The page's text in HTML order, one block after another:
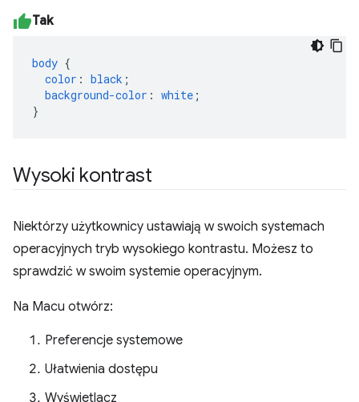
Tak
body {
color : black ;
background-color : white ;
}
Wysoki kontrast
Niektórzy użytkownicy ustawiają w swoich systemach
operacyjnych tryb wysokiego kontrastu. Możesz to
sprawdzić w swoim systemie operacyjnym.
Na Macu otwórz:
Preferencje systemowe
Ułatwienia dostępu
Wyświetlacz